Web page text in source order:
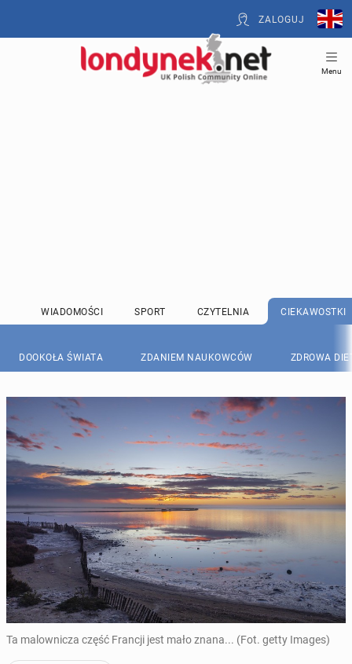
ZALOGUJ
Menu
WIADOMOŚCI SPORT CZYTELNIA CIEKAWOSTKI
DOOKOŁA ŚWIATA ZDANIEM NAUKOWCÓW ZDROWA
Ta malownicza część Francji jest mało znana... (Fot. getty Images)